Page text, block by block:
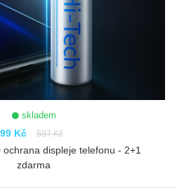
skladem
Kč 597 Kč
ochrana displeje telefonu - 2+1
zdarma